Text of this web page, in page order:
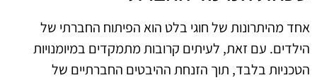
אחד מהיתרונות של חוגי בלט הוא הפיתוח החברתי של
הילדים. עם זאת, לעיתים קרובות מתמקדים במיומנויות
הטכניות בלבד, תוך הזנחת ההיבטים החברתיים של